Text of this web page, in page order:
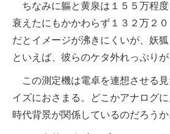
ちなみに軀と黄泉は１５５万程度
衰えたにもかかわらず１３２万２
だとイメージが沸きにくいが、妖
といえば、彼らのケタ外れっぷりが
この測定機は電卓を連想させる
イズにおさまる。どこかアナログに
時代背景が関係しているのだろうか